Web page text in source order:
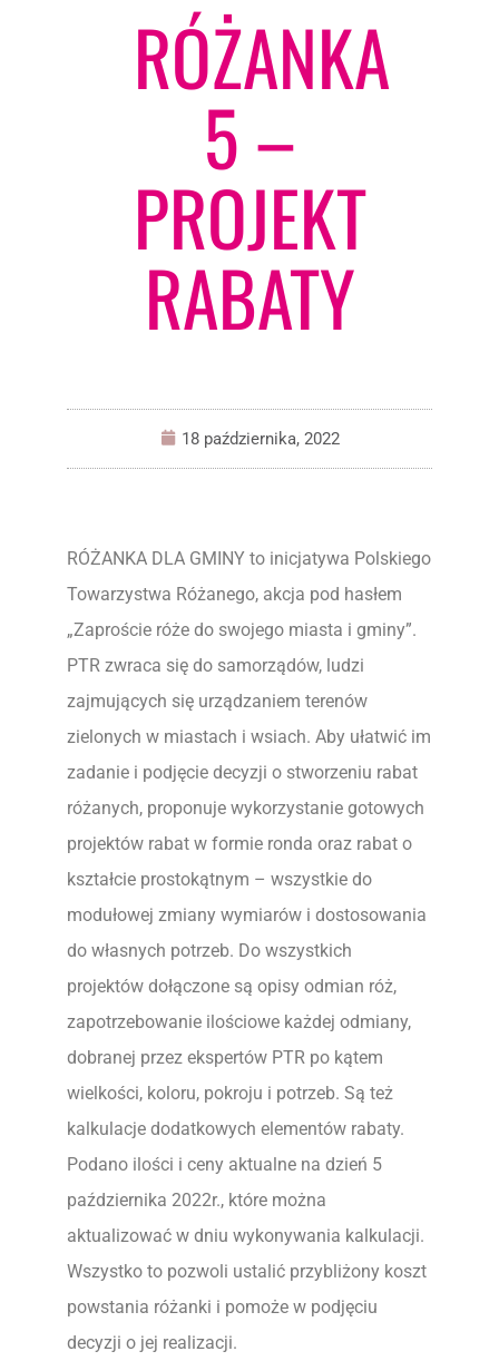
RÓŻANKA
5 –
PROJEKT
RABATY
18 października, 2022
RÓŻANKA DLA GMINY to inicjatywa Polskiego
Towarzystwa Różanego, akcja pod hasłem
„Zaproście róże do swojego miasta i gminy”.
PTR zwraca się do samorządów, ludzi
zajmujących się urządzaniem terenów
zielonych w miastach i wsiach. Aby ułatwić im
zadanie i podjęcie decyzji o stworzeniu rabat
różanych, proponuje wykorzystanie gotowych
projektów rabat w formie ronda oraz rabat o
kształcie prostokątnym – wszystkie do
modułowej zmiany wymiarów i dostosowania
do własnych potrzeb. Do wszystkich
projektów dołączone są opisy odmian róż,
zapotrzebowanie ilościowe każdej odmiany,
dobranej przez ekspertów PTR po kątem
wielkości, koloru, pokroju i potrzeb. Są też
kalkulacje dodatkowych elementów rabaty.
Podano ilości i ceny aktualne na dzień 5
października 2022r., które można
aktualizować w dniu wykonywania kalkulacji.
Wszystko to pozwoli ustalić przybliżony koszt
powstania różanki i pomoże w podjęciu
decyzji o jej realizacji.